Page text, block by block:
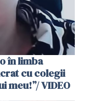
în limba
cu colegii
meu!”/ VIDEO